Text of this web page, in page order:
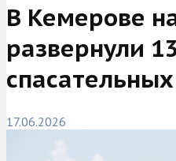
В Кемерове
развернули
17.06.2026